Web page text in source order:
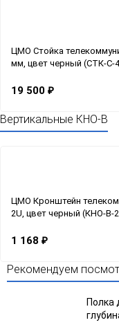
ЦМО Стойка
мм, цвет черный (СТК-С-
19 500 ₽
Вертикальные КНО-В
ЦМО Кронштейн
2U, цвет черный (КНО-В-
1 168 ₽
Рекомендуем
Полка